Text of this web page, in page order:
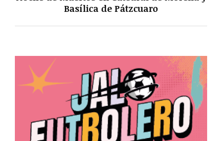
Basílica de Pátzcuaro